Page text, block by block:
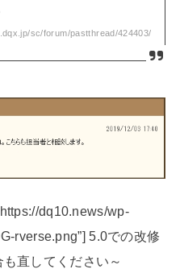
sc/forum/pastthread/424403/
dq10.news/wp-
rverse.png”] 5.0での改修
直してください～